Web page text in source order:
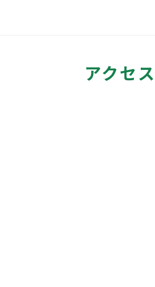
アクセス